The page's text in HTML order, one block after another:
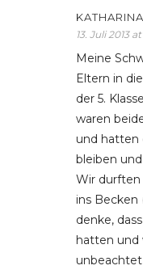
KATHARINA
13. Juli 2013
Meine
Eltern in
der 5.
waren
und hatten
bleiben
Wir durften
ins Becken
denke,
hatten und